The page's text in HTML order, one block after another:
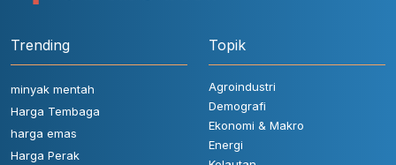
Trending
minyak mentah
Harga Tembaga
harga emas
Harga Perak
Topik
Agroindustri
Demografi
Ekonomi & Makro
Energi